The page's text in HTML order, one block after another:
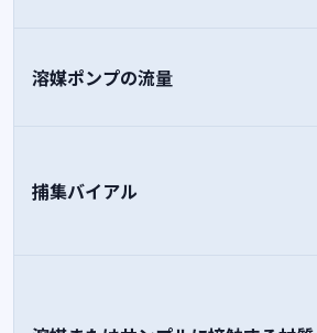
溶媒ポンプの流量
捕集バイアル